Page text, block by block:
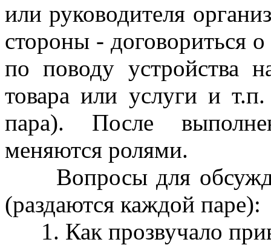
или руководителя
стороны - договориться
по поводу устройства
товара или услуги и
пара). После
меняются ролями.
Вопросы для
(раздаются каждой паре):
1. Как прозвучало